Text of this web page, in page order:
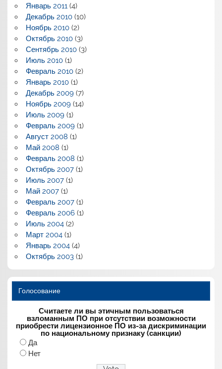
Январь 2011(4)
Декабрь 2010(10)
Ноябрь 2010(2)
Октябрь 2010(3)
Сентябрь 2010(3)
Июль 2010(1)
Февраль 2010(2)
Январь 2010(1)
Декабрь 2009(7)
Ноябрь 2009(14)
Июль 2009(1)
Февраль 2009(1)
Август 2008 (1)
Май 2008 (1)
Февраль 2008 (1)
Октябрь 2007(1)
Июль 2007(1)
Май 2007(1)
Февраль 2007(1)
Февраль 2006(1)
Июль 2004(2)
Март 2004(1)
Январь 2004(4)
Октябрь 2003(1)
Голосование
Считаете ли вы этичным пользоваться
взломанным ПО при отсутствии возможности
приобрести лицензионное ПО из-за дискриминации
по национальному признаку (санкции)
Да
Нет